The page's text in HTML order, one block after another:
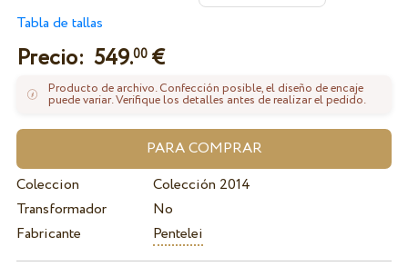
Tabla de tallas
Precio: 549.00€
Producto de archivo. Confección posible, el diseño de encaje
puede variar. Verifique los detalles antes de realizar el pedido.
Coleccion
Colección 2014
Transformador
No
Fabricante
Pentelei